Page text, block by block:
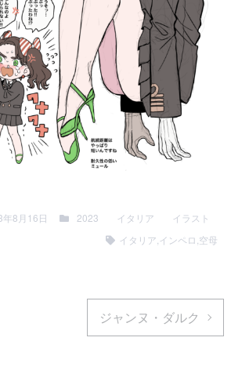
年8月16日 2023 イタリア
イラスト
イタリア インペロ 空母
ジャンヌ・ダルク